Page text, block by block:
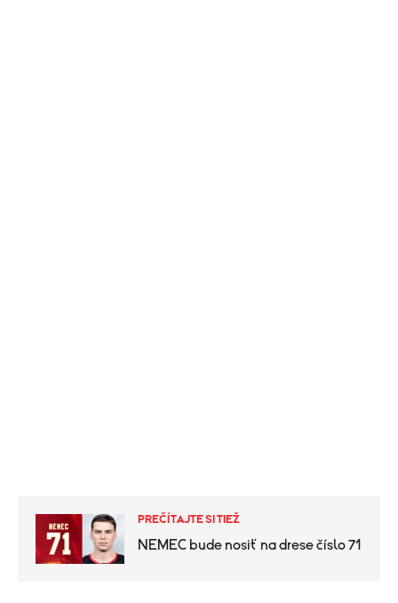
PREČÍTAJTE SI TIEŽ
NEMEC bude nosiť na drese číslo 71